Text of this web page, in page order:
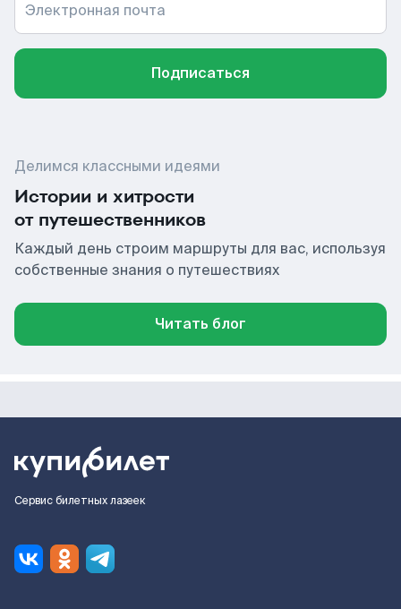
Электронная почта
Подписаться
Делимся классными идеями
Истории и хитрости
от путешественников
Каждый день строим маршруты для вас, используя
собственные знания о путешествиях
Читать блог
Сервис билетных лазеек